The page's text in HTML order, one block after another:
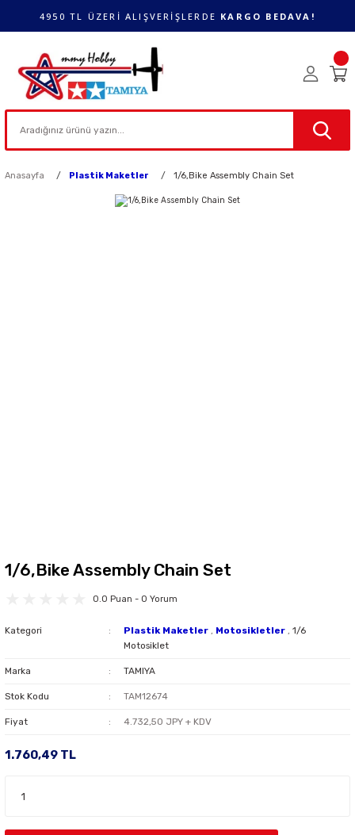
4950 TL ÜZERİ ALIŞVERİŞLERDE KARGO BEDAVA!
Anasayfa Plastik Maketler 1/6,Bike Assembly Chain Set
1/6,Bike Assembly Chain Set
0.0 Puan - 0 Yorum
Kategori Plastik Maketler , Motosikletler , 1/6
Motosiklet
Marka TAMIYA
Stok Kodu TAM12674
Fiyat 4.732,50 JPY + KDV
1.760,49 TL